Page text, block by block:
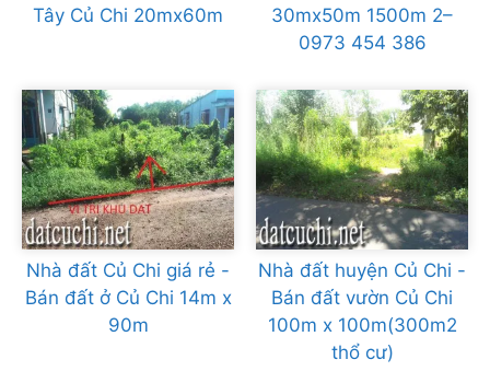
Tây Củ Chi 20mx60m
30mx50m 1500m 2–
0973 454 386
Nhà đất Củ Chi giá rẻ -
Bán đất ở Củ Chi 14m x
90m
Nhà đất huyện Củ Chi -
Bán đất vườn Củ Chi
100m x 100m(300m2
thổ cư)